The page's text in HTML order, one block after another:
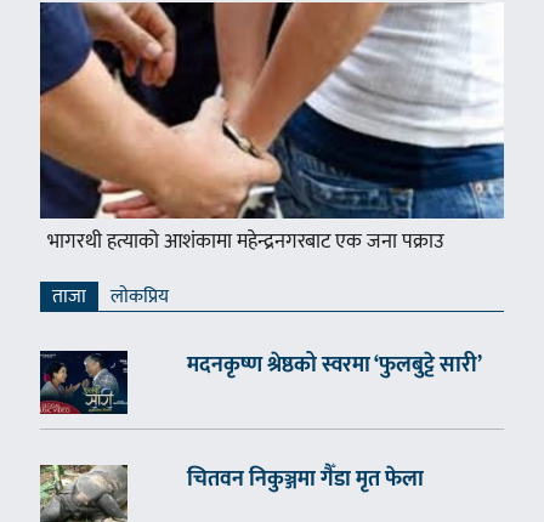
भागरथी हत्याको आशंकामा महेन्द्रनगरबाट एक जना पक्राउ
ताजा लाेकप्रिय
मदनकृष्ण श्रेष्ठको स्वरमा ‘फुलबुट्टे सारी’
चितवन निकुञ्जमा गैँडा मृत फेला